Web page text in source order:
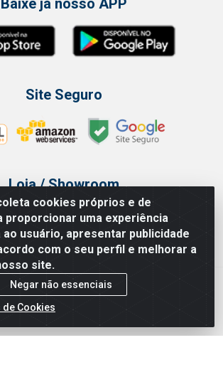
cookies próprios e de
proporcionar uma experiência
usuário, apresentar publicidade
com o seu perfil e melhorar a
site.
Negar não essenciais
Cookies
Baixe já nosso APP
Site Seguro
Loja / Showroom
Tel.: (11) 3314 6400
468 - Pari - São Paulo/SP
Exportação LTDA - Av. Vautier, 468 - Pari, São
03032-000 - CNPJ 00.327.385/0003-68